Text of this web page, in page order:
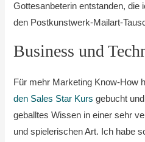
Gottesanbeterin entstanden, die
den Postkunstwerk-Mailart-
Business und
Für mehr Marketing Know-How
den Sales Star Kurs gebucht
geballtes Wissen in einer sehr
und spielerischen Art. Ich habe